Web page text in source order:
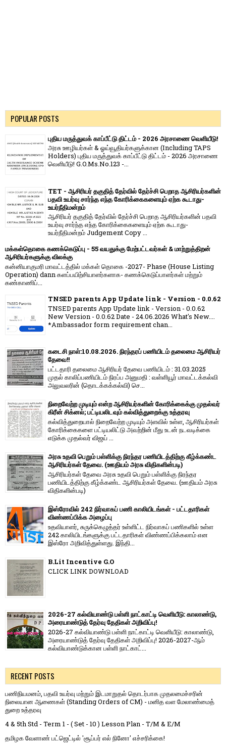
POPULAR POSTS
புதிய மருத்துவக் காப்பீட்டு திட்டம் - 2026 அரசாணை வெளியீடு!
அரசு ஊழியர்கள் & ஓய்வூதியர்களுக்கான (Including TAPS
Holders) புதிய மருத்துவக் காப்பீட்டு திட்டம் - 2026 அரசாணை
வெளியீடு! G.O.Ms.No.123 -...
TET - ஆசிரியர் தகுதித் தேர்வில் தேர்ச்சி பெறாத ஆசிரியர்களின்
பதவி உயர்வு சார்ந்த எந்த கோரிக்கைகளையும் ஏற்க கூடாது-
உயர்நீதிமன்றம்
ஆசிரியர் தகுதித் தேர்வில் தேர்ச்சி பெறாத ஆசிரியர்களின் பதவி
உயர்வு சார்ந்த எந்த கோரிக்கைகளையும் ஏற்க கூடாது-
உயர்நீதிமன்றம் Judgement Copy ...
மக்கள்தொகை கணக்கெடுப்பு - 55 வயதுக்கு மேற்பட்டவர்கள் & மாற்றுத்திறன்
ஆசிரியர்களுக்கு விலக்கு
கன்னியாகுமரி மாவட்டத்தில் மக்கள் தொகை -2027- Phase (House Listing
Operation) dann களப்பயிற்சியாளர்களாக- கணக்கெடுப்பாளர்கள் மற்றும்
கண்காணிப்...
TNSED parents App Update link - Version - 0.0.62
TNSED parents App Update link - Version - 0.0.62
New Version - 0.0.62 Date - 24.06.2026 What's New....
*Ambassador form requirement chan...
கடைசி நாள்:10.08.2026. நிரந்தரப் பணியிடம் தலைமை ஆசிரியர்
தேவை!!
பட்டதாரி தலைமை ஆசிரியர் தேவை பணியிடம் : 31.03.2025
முதல் காலிப்பணியிடம் நிரப்ப அனுமதி : வள்ளியூர் மாவட்டக்கல்வி
அலுவலரின் (தொடக்கக்கல்வி) செ...
நிறைவேற்ற முடியும் என்ற ஆசிரியர்களின் கோரிக்கைக்கு முதல்வர்
கிரீன் சிக்னல்; பட்டியலிடவும் கல்வித்துறைக்கு உத்தரவு
கல்வித்துறையால் நிறைவேற்ற முடியும் அளவில் உள்ள, ஆசிரியர்கள்
கோரிக்கைகளை பட்டியலிட்டு அவற்றின் மீது உடன் நடவடிக்கை
எடுக்க முதல்வர் விஜய் ...
அரசு உதவி பெறும் பள்ளிக்கு நிரந்தர பணியிடத்திற்கு கீழ்க்கண்ட
ஆசிரியர்கள் தேவை. (ஊதியம் அரசு விதிகளின்படி)
ஆசிரியர்கள் தேவை அரசு உதவி பெறும் பள்ளிக்கு நிரந்தர
பணியிடத்திற்கு கீழ்க்கண்ட ஆசிரியர்கள் தேவை. (ஊதியம் அரசு
விதிகளின்படி)
இஸ்ரோவில் 242 நிர்வாகப் பணி காலியிடங்கள் - பட்டதாரிகள்
விண்ணப்பிக்க அழைப்பு
உதவியாளர், சுருக்கெழுத்தர் உள்ளிட்ட நிர்வாகப் பணிகளில் உள்ள
242 காலியிடங்களுக்கு பட்டதாரிகள் விண்ணப்பிக்கலாம் என
இஸ்ரோ அறிவித்துள்ளது. இந்தி...
B.Lit Incentive G.O
CLICK LINK DOWNLOAD
2026-27 கல்வியாண்டு பள்ளி நாட்காட்டி வெளியீடு: காலாண்டு,
அரையாண்டுத் தேர்வு தேதிகள் அறிவிப்பு!
2026-27 கல்வியாண்டு பள்ளி நாட்காட்டி வெளியீடு: காலாண்டு,
அரையாண்டுத் தேர்வு தேதிகள் அறிவிப்பு! 2026-2027-ஆம்
கல்வியாண்டுக்கான பள்ளி நாட்காட்...
RECENT POSTS
பணிநியமனம், பதவி உயர்வு மற்றும் இடமாறுதல் தொடர்பாக முதலமைச்சரின்
நிலையான ஆணைகள் (Standing Orders of CM) - மனித வள மேலாண்மைத்
துறை உத்தரவு
4 & 5th Std - Term 1 - ( Set - 10 ) Lesson Plan - T/M & E/M
தமிழக வேளாண் பட்ஜெட்டில் 'சூப்பர் எல் நினோ' எச்சரிக்கை!